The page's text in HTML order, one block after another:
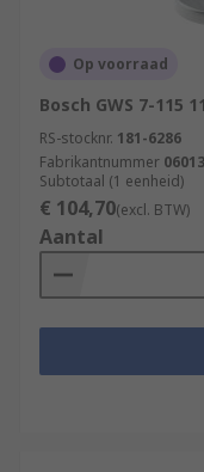
Op voorraad
Bosch GWS 7-115
RS-stocknr. 181-6286
Fabrikantnummer
Subtotaal (1 eenheid)
€ 104,70(excl. BTW)
Aantal